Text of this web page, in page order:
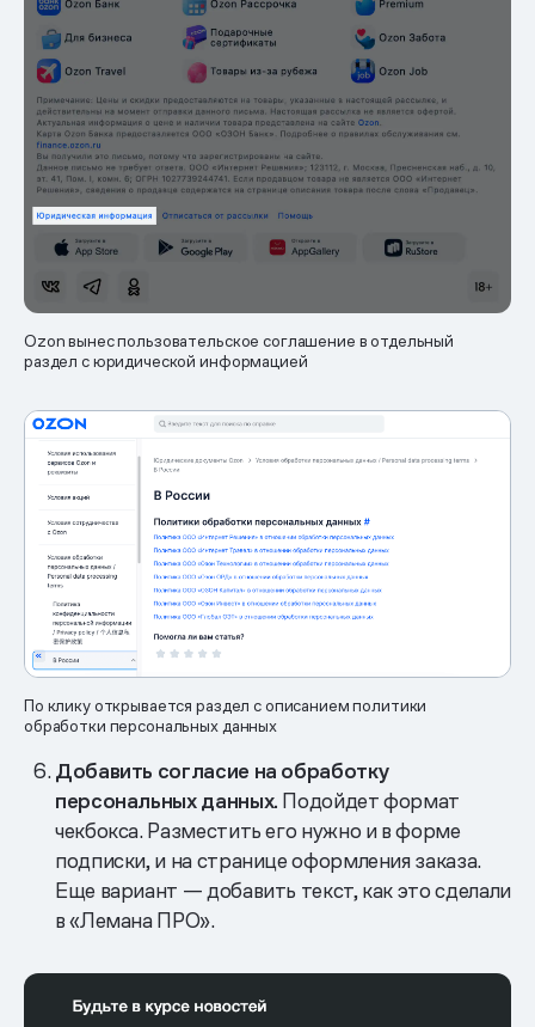
Ozon вынес пользовательское соглашение в отдельный
раздел с юридической информацией
По клику открывается раздел с описанием политики
обработки персональных данных
Добавить согласие на обработку
персональных данных. Подойдет формат
чекбокса. Разместить его нужно и в форме
подписки, и на странице оформления заказа.
Еще вариант — добавить текст, как это сделали
в «Лемана ПРО».